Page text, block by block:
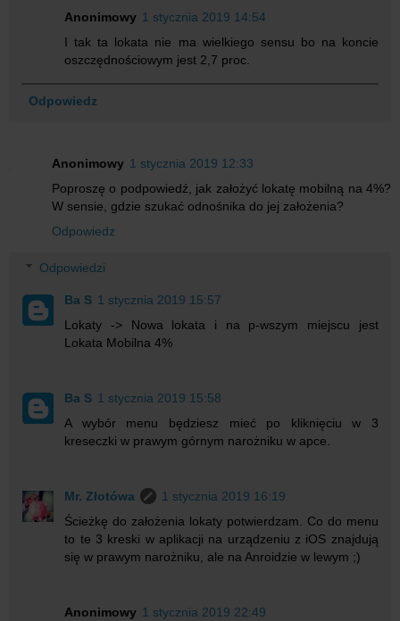
Anonimowy 1 stycznia 2019 14:54
I tak ta lokata nie ma wielkiego sensu bo na koncie
oszczędnościowym jest 2,7 proc.
Odpowiedz
Anonimowy 1 stycznia 2019 12:33
Poproszę o podpowiedź, jak założyć lokatę mobilną na 4%?
W sensie, gdzie szukać odnośnika do jej założenia?
Odpowiedz
Odpowiedzi
Ba S 1 stycznia 2019 15:57
Lokaty -> Nowa lokata i na p-wszym miejscu jest
Lokata Mobilna 4%
Ba S 1 stycznia 2019 15:58
A wybór menu będziesz mieć po kliknięciu w 3
kreseczki w prawym górnym narożniku w apce.
Mr. Złotówa
1 stycznia 2019 16:19
Ścieżkę do założenia lokaty potwierdzam. Co do menu
to te 3 kreski w aplikacji na urządzeniu z iOS znajdują
się w prawym narożniku, ale na Anroidzie w lewym ;)
Anonimowy 1 stycznia 2019 22:49